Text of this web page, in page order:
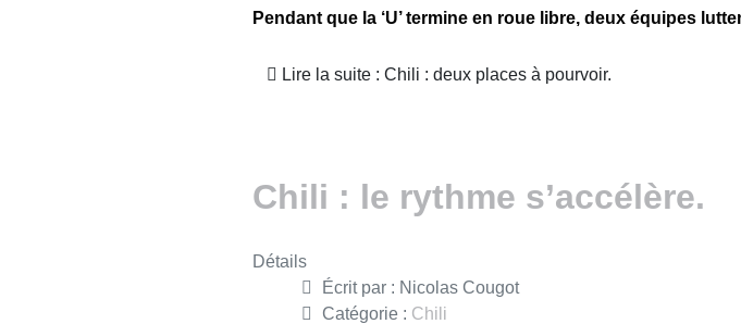
Pendant que la ‘U’ termine en roue libre, deux équipes
Lire la suite : Chili : deux places à pourvoir.
Chili : le rythme s’accélère.
Détails
Écrit par : Nicolas Cougot
Catégorie : Chili